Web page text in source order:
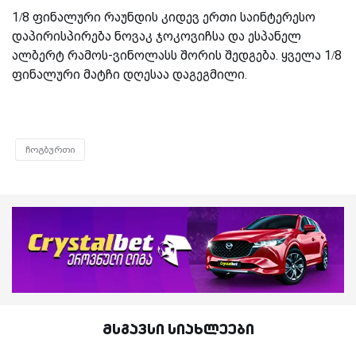
1/8 ფინალური რაუნდის კიდევ ერთი საინტერესო
დაპირისპირება ნოვაკ ჯოკოვიჩსა და ესპანელ
ალბერტ რამოს-ვინოლასს შორის შედგება. ყველა 1/8
ფინალური მატჩი დღესაა დაგეგმილი.
ჩოგბურთი
მსგავსი სიახლეები